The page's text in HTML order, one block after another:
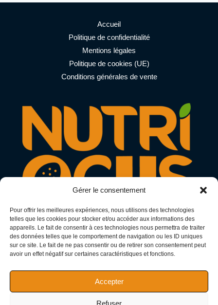
Gérer le consentement
Pour offrir les meilleures expériences, nous utilisons des technologies
telles que les cookies pour stocker et/ou accéder aux informations des
appareils. Le fait de consentir à ces technologies nous permettra de traiter
des données telles que le comportement de navigation ou les ID uniques
sur ce site. Le fait de ne pas consentir ou de retirer son consentement peut
avoir un effet négatif sur certaines caractéristiques et fonctions.
Accepter
Refuser
FER
AMÉLIORER
ET
ÉVITER
L’ANÉMIE
LES
Accueil
Politique de confidentialité
Mentions légales
Politique de cookies (UE)
Conditions générales de vente
N° Adeli : 11866275
SIREN : 977944412